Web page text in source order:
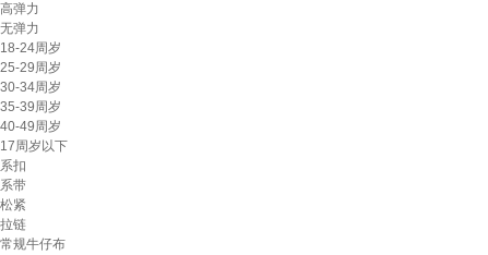
高弹力
无弹力
18-24周岁
25-29周岁
30-34周岁
35-39周岁
40-49周岁
17周岁以下
系扣
系带
松紧
拉链
常规牛仔布